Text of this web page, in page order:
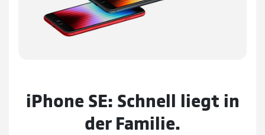
iPhone SE: Schnell liegt in
der Familie.